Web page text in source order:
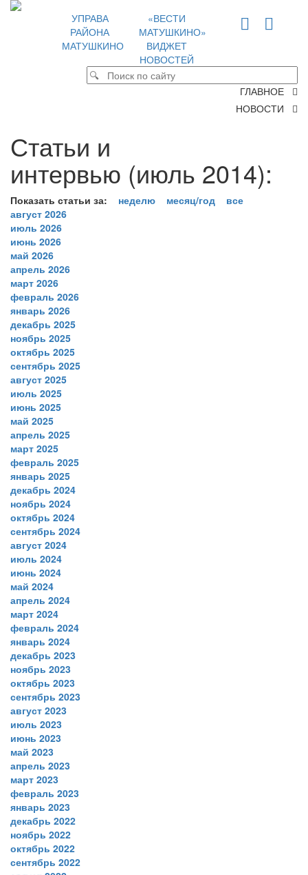
УПРАВА
РАЙОНА
МАТУШКИНО
«ВЕСТИ
МАТУШКИНО»
ВИДЖЕТ
НОВОСТЕЙ
ГЛАВНОЕ
НОВОСТИ
Статьи и
интервью (июль 2014):
Показать статьи за: неделю месяц/год
все
август 2026
июль 2026
июнь 2026
май 2026
апрель 2026
март 2026
февраль 2026
январь 2026
декабрь 2025
ноябрь 2025
октябрь 2025
сентябрь 2025
август 2025
июль 2025
июнь 2025
май 2025
апрель 2025
март 2025
февраль 2025
январь 2025
декабрь 2024
ноябрь 2024
октябрь 2024
сентябрь 2024
август 2024
июль 2024
июнь 2024
май 2024
апрель 2024
март 2024
февраль 2024
январь 2024
декабрь 2023
ноябрь 2023
октябрь 2023
сентябрь 2023
август 2023
июль 2023
июнь 2023
май 2023
апрель 2023
март 2023
февраль 2023
январь 2023
декабрь 2022
ноябрь 2022
октябрь 2022
сентябрь 2022